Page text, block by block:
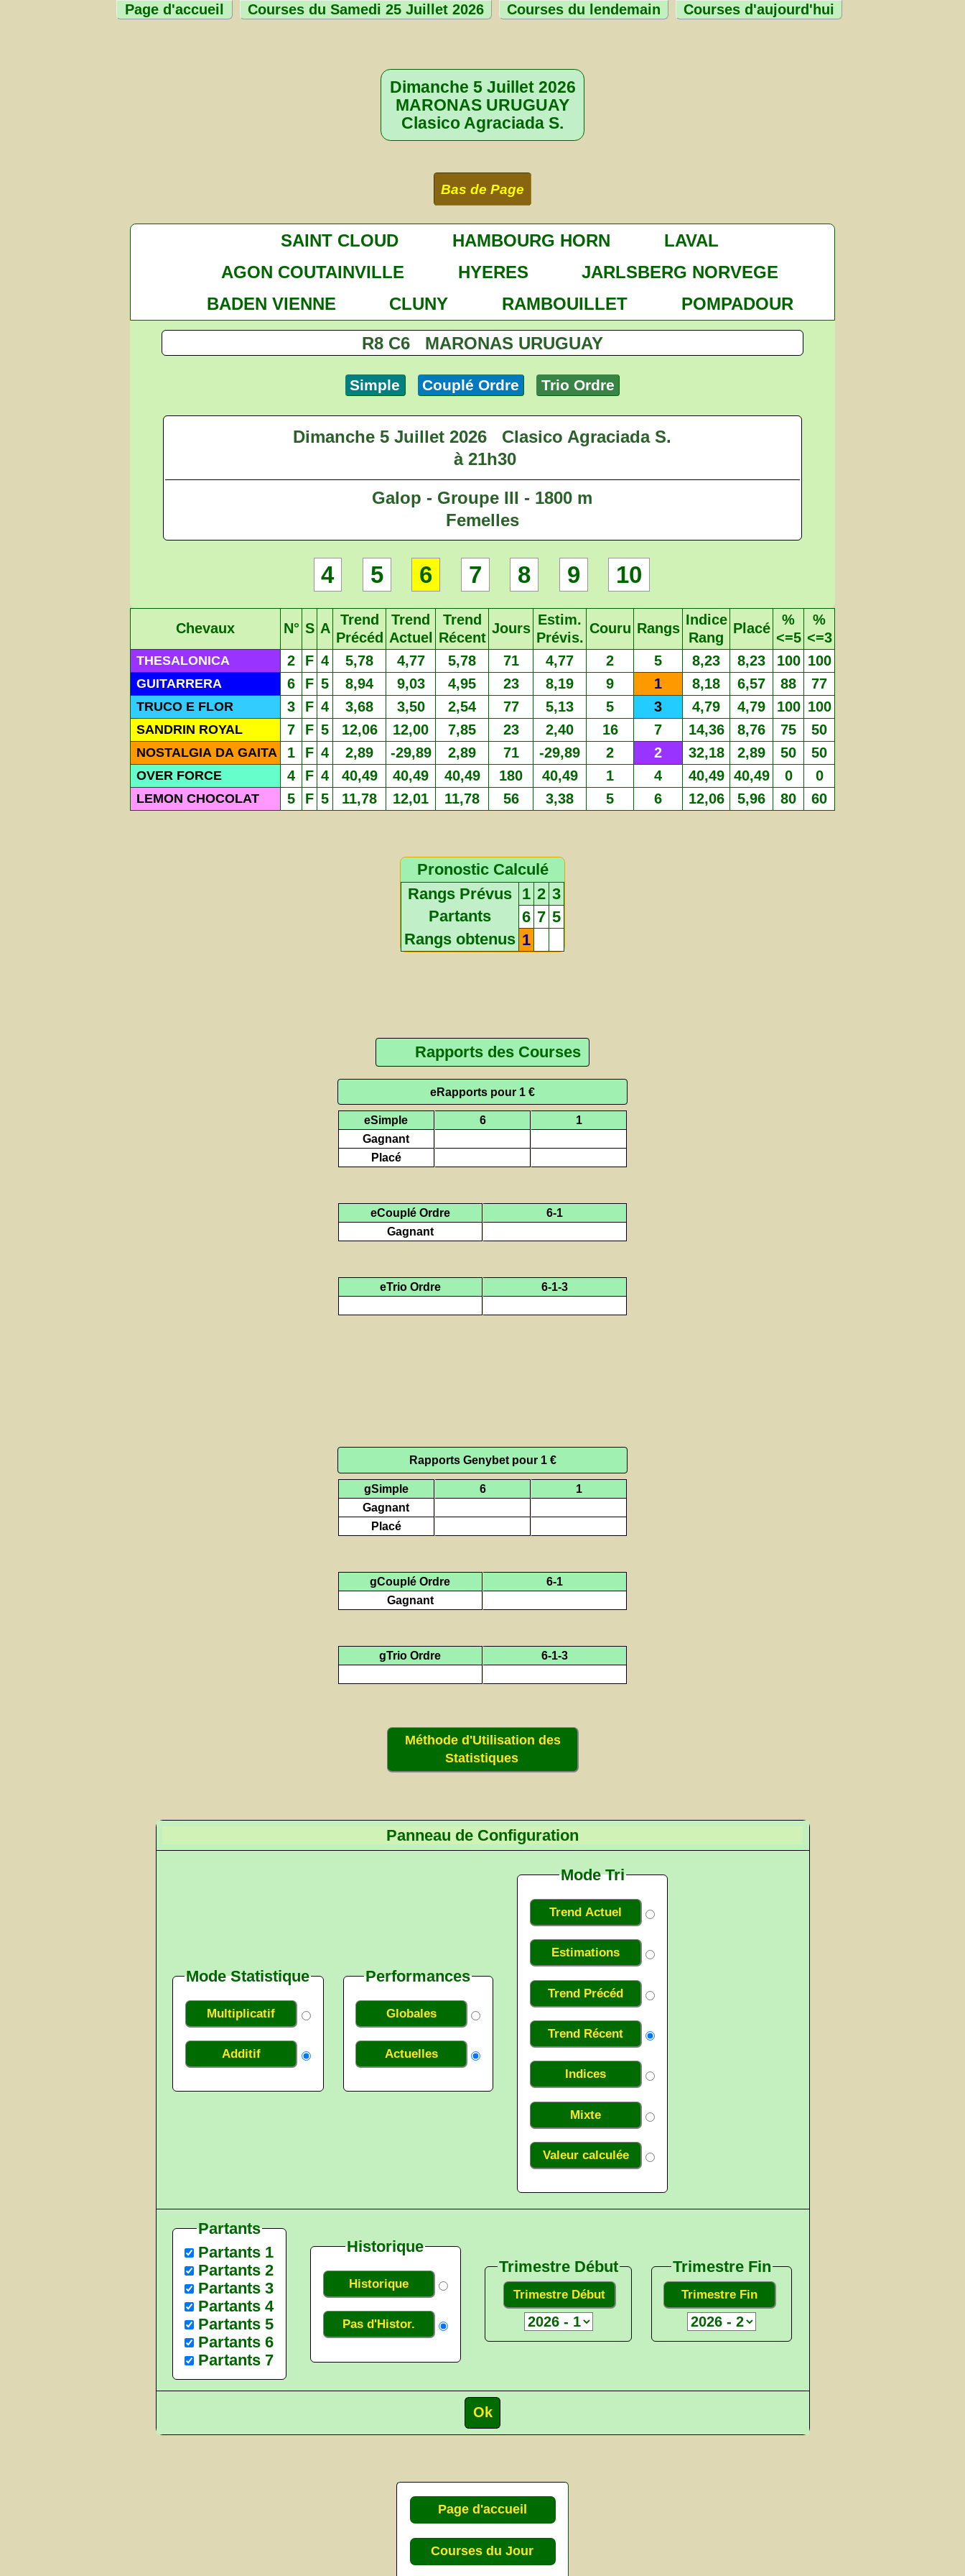
Page d'accueil Courses du Samedi 25 Juillet 2026 Courses du lendemain Courses d'aujourd'hui
Dimanche 5 Juillet 2026
MARONAS URUGUAY
Clasico Agraciada S.
Bas de Page
SAINT CLOUD HAMBOURG HORN
LAVAL
AGON COUTAINVILLE
HYERES
JARLSBERG NORVEGE
BADEN VIENNE
CLUNY RAMBOUILLET POMPADOUR
R8 C6 MARONAS URUGUAY
Simple Couplé Ordre Trio Ordre
Dimanche 5 Juillet 2026
Clasico Agraciada S.
à 21h30
Galop - Groupe III - 1800 m
Femelles
4 5 6 7 8 9 10
Chevaux N° S A
Trend
Précéd
Trend
Actuel
Trend
Récent
Jours
Estim.
Prévis.
Couru Rangs
Indice
Rang
Placé
%
<=5
%
<=3
THESALONICA 2 F 4 5,78 4,77 5,78 71 4,77 2 5 8,23 8,23 100 100
GUITARRERA 6 F 5 8,94 9,03 4,95 23 8,19 9 1 8,18 6,57 88 77
TRUCO E FLOR 3 F 4 3,68 3,50 2,54 77 5,13 5 3 4,79 4,79 100 100
SANDRIN ROYAL 7 F 5 12,06 12,00 7,85 23 2,40 16 7 14,36 8,76 75 50
NOSTALGIA DA GAITA 1 F 4 2,89 -29,89 2,89 71 -29,89 2 2 32,18 2,89 50 50
OVER FORCE 4 F 4 40,49 40,49 40,49 180 40,49 1 4 40,49 40,49 0 0
LEMON CHOCOLAT 5 F 5 11,78 12,01 11,78 56 3,38 5 6 12,06 5,96 80 60
Pronostic Calculé
Rangs Prévus 1 2 3
Partants
6 7 5
Rangs obtenus 1
Rapports des Courses
eRapports pour 1 €
eSimple 6
1
Gagnant
Placé
eCouplé Ordre
6-1
Gagnant
eTrio Ordre 6-1-3
Rapports Genybet pour 1 €
gSimple 6
1
Gagnant
Placé
gCouplé Ordre
6-1
Gagnant
gTrio Ordre 6-1-3
Méthode d'Utilisation des
Statistiques
Panneau de Configuration
Mode Statistique
Multiplicatif
Additif
Performances
Globales
Actuelles
Mode Tri
Trend Actuel
Estimations
Trend Précéd
Trend Récent
Indices
Mixte
Valeur calculée
Partants
Partants 1
Partants 2
Partants 3
Partants 4
Partants 5
Partants 6
Partants 7
Historique
Historique
Pas d'Histor.
Trimestre Début
Trimestre Début
Trimestre Fin
Trimestre Fin
Page d'accueil
Courses du Jour